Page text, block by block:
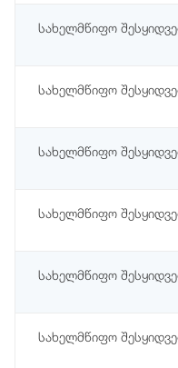
სახელმწიფო
სახელმწიფო
სახელმწიფო
სახელმწიფო
სახელმწიფო
სახელმწიფო